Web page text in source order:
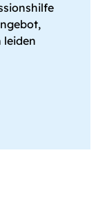
leiden